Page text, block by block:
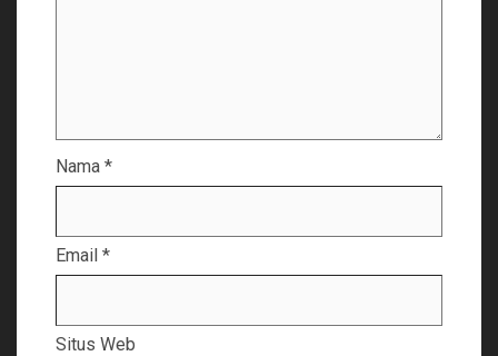
Nama *
Email *
Situs Web